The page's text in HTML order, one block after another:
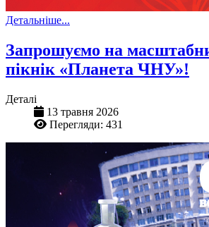
Детальніше...
Запрошуємо на
пікнік «Планета ЧНУ»!
Деталі
13 травня 2026
Перегляди: 431